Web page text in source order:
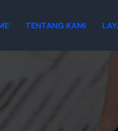
TENTANG KAMI